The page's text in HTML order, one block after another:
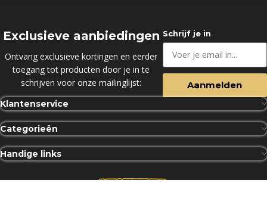
Exclusieve aanbiedingen
Ontvang exclusieve kortingen en eerder
toegang tot producten door je in te
schrijven voor onze mailinglijst:
Schrijf je in
Aanmelden
Klantenservice
Categorieën
Handige links